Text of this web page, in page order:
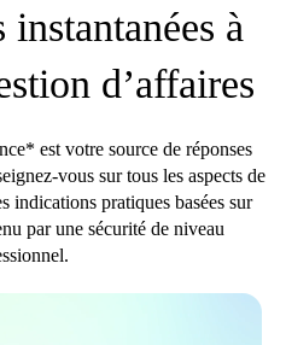
instantanées à
d’affaires
est votre source de réponses
vous sur tous les aspects de
indications pratiques basées sur
par une sécurité de niveau